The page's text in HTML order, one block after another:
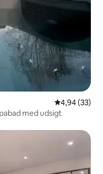
4,94 ud af 5 i
4,94 (33)
med udsigt